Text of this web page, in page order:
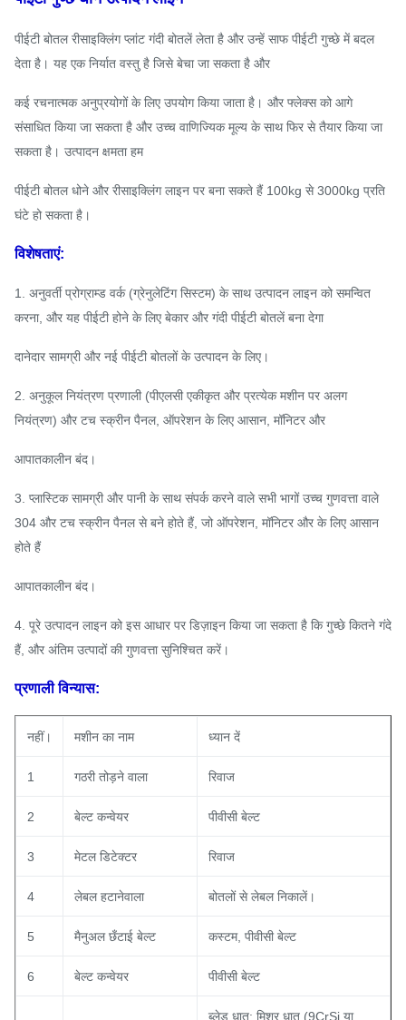
पीईटी बोतल रीसाइक्लिंग प्लांट गंदी बोतलें लेता है और उन्हें साफ पीईटी गुच्छे में बदल
देता है। यह एक निर्यात वस्तु है जिसे बेचा जा सकता है और
कई रचनात्मक अनुप्रयोगों के लिए उपयोग किया जाता है। और फ्लेक्स को आगे
संसाधित किया जा सकता है और उच्च वाणिज्यिक मूल्य के साथ फिर से तैयार किया जा
सकता है। उत्पादन क्षमता हम
पीईटी बोतल धोने और रीसाइक्लिंग लाइन पर बना सकते हैं 100kg से 3000kg प्रति
घंटे हो सकता है।
विशेषताएं:
1. अनुवर्ती प्रोग्राम्ड वर्क (ग्रेनुलेटिंग सिस्टम) के साथ उत्पादन लाइन को समन्वित
करना, और यह पीईटी होने के लिए बेकार और गंदी पीईटी बोतलें बना देगा
दानेदार सामग्री और नई पीईटी बोतलों के उत्पादन के लिए।
2. अनुकूल नियंत्रण प्रणाली (पीएलसी एकीकृत और प्रत्येक मशीन पर अलग
नियंत्रण) और टच स्क्रीन पैनल, ऑपरेशन के लिए आसान, मॉनिटर और
आपातकालीन बंद।
3. प्लास्टिक सामग्री और पानी के साथ संपर्क करने वाले सभी भागों उच्च गुणवत्ता वाले
304 और टच स्क्रीन पैनल से बने होते हैं, जो ऑपरेशन, मॉनिटर और के लिए आसान
होते हैं
आपातकालीन बंद।
4. पूरे उत्पादन लाइन को इस आधार पर डिज़ाइन किया जा सकता है कि गुच्छे कितने गंदे
हैं, और अंतिम उत्पादों की गुणवत्ता सुनिश्चित करें।
प्रणाली विन्यास:
नहीं। मशीन का नाम ध्यान दें
1 गठरी तोड़ने वाला रिवाज
2 बेल्ट कन्वेयर पीवीसी बेल्ट
3 मेटल डिटेक्टर रिवाज
4 लेबल हटानेवाला बोतलों से लेबल निकालें।
5 मैनुअल छँटाई बेल्ट कस्टम, पीवीसी बेल्ट
6 बेल्ट कन्वेयर पीवीसी बेल्ट
ब्लेड धातु: मिश्र धातु (9CrSi या